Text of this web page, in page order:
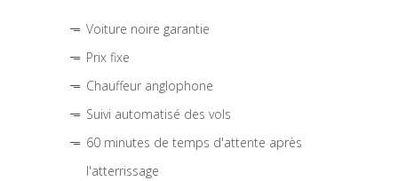
Voiture noire garantie
Prix fixe
Chauffeur anglophone
Suivi automatisé des vols
60 minutes de temps d'attente après
l'atterrissage